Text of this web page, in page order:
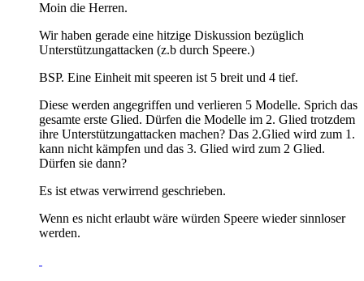
Moin die Herren.
Wir haben gerade eine hitzige Diskussion bezüglich
Unterstützungattacken (z.b durch Speere.)
BSP. Eine Einheit mit speeren ist 5 breit und 4 tief.
Diese werden angegriffen und verlieren 5 Modelle. Sprich das
gesamte erste Glied. Dürfen die Modelle im 2. Glied trotzdem
ihre Unterstützungattacken machen? Das 2.Glied wird zum 1.
kann nicht kämpfen und das 3. Glied wird zum 2 Glied.
Dürfen sie dann?
Es ist etwas verwirrend geschrieben.
Wenn es nicht erlaubt wäre würden Speere wieder sinnloser
werden.